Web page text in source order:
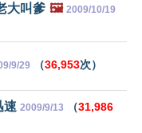
大叫爹 🖼️ 2009/10/19
9/29 （36,953次）
速 2009/9/13 （31,986